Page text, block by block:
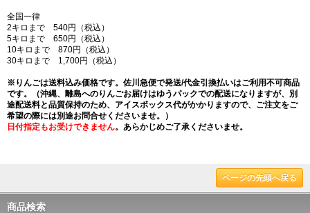
全国一律
2キロまで 540円（税込）
5キロまで 650円（税込）
10キロまで 870円（税込）
30キロまで 1,700円（税込）
※りんごは送料込み価格です。佐川急便で発送/代金引換払いはご利用不可商品
です。（沖縄、離島へのりんごお届けはゆうパックでの配送になりますが、別
途配送料と品質保持のため、アイスボックス代がかかりますので、ご注文をご
希望の際には別途お問合せくださいませ。）
日付指定もお受けできません。あらかじめご了承くださいませ。
ページの先頭へ戻る
商品検索